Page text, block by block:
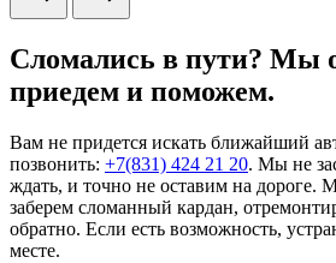
Сломались в пути? Мы
приедем и поможем.
Вам не придется искать ближайший
позвонить: +7(831) 424 21 20. Мы не
ждать, и точно не оставим на дороге.
заберем сломанный кардан,
обратно. Если есть возможность,
месте.